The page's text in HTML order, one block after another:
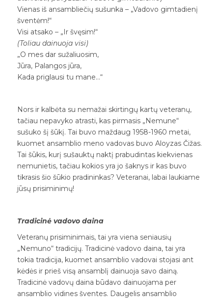
Vienas iš ansambliečių sušunka – „Vadovo gimtadienį
šventėm!“
Visi atsako – „Ir švęsim!“
(Toliau dainuoja visi)
„O mes dar sužaliuosim,
Jūra, Palangos jūra,
Kada priglausi tu mane…“
Nors ir kalbėta su nemažai skirtingų kartų veteranų,
tačiau nepavyko atrasti, kas pirmasis „Nemune“
sušuko šį šūkį. Tai buvo maždaug 1958-1960 metai,
kuomet ansamblio meno vadovas buvo Aloyzas Čižas.
Tai šūkis, kurį sušauktų naktį prabudintas kiekvienas
nemunietis, tačiau kokios yra jo šaknys ir kas buvo
tikrasis šio šūkio pradininkas? Veteranai, labai laukiame
jūsų prisiminimų!
Tradicinė vadovo daina
Veteranų prisiminimais, tai yra viena seniausių
„Nemuno“ tradicijų. Tradicinė vadovo daina, tai yra
tokia tradicija, kuomet ansamblio vadovai stojasi ant
kėdės ir prieš visą ansamblį dainuoja savo dainą.
Tradicinė vadovų daina būdavo dainuojama per
ansamblio vidines šventes. Daugelis ansamblio